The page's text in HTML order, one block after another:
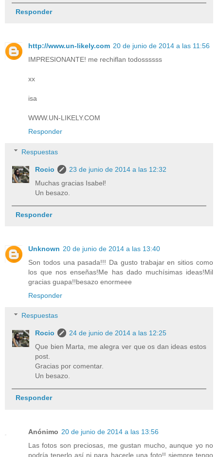
Responder
http://www.un-likely.com 20 de junio de 2014 a las 11:56
IMPRESIONANTE! me rechiflan todossssss
xx
isa
WWW.UN-LIKELY.COM
Responder
Respuestas
Rocio
23 de junio de 2014 a las 12:32
Muchas gracias Isabel!
Un besazo.
Responder
Unknown 20 de junio de 2014 a las 13:40
Son todos una pasada!!! Da gusto trabajar en sitios como
los que nos enseñas!Me has dado muchísimas ideas!Mil
gracias guapa!!besazo enormeee
Responder
Respuestas
Rocio
24 de junio de 2014 a las 12:25
Que bien Marta, me alegra ver que os dan ideas estos
post.
Gracias por comentar.
Un besazo.
Responder
Anónimo 20 de junio de 2014 a las 13:56
Las fotos son preciosas, me gustan mucho, aunque yo no
podría tenerlo así ni para hacerle una foto!! siempre tengo